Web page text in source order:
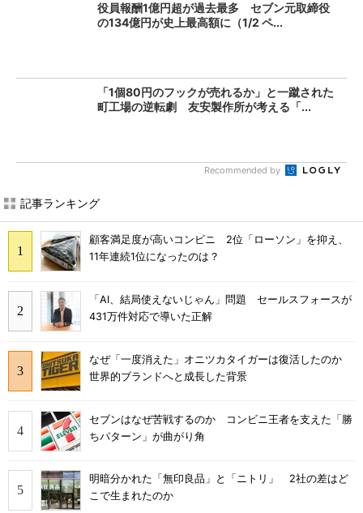
役員報酬1億円超が過去最多 セブン元取締役
の134億円が史上最高額に（1/2 ペ...
「1個80円のフックが売れるか」と一蹴された
町工場の逆転劇 友安製作所が考える「...
Recommended by
記事ランキング
顧客満足度が高いコンビニ 2位「ローソン」を抑え、
11年連続1位になったのは？
「AI、結局使えないじゃん」問題 セールスフォースが
431万件対応で導いた正解
なぜ「一度消えた」オニツカタイガーは復活したのか
世界的ブランドへと成長した背景
セブンはなぜ苦戦するのか コンビニ王者を支えた「勝
ちパターン」が曲がり角
明暗分かれた「無印良品」と「ニトリ」 2社の差はど
こで生まれたのか